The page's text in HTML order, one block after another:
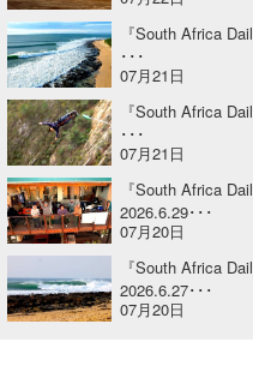
『South Africa
･･･
07月21日
『South Africa
･･･
07月21日
『South Africa
2026.6.29･･･
07月20日
『South Africa
2026.6.27･･･
07月20日
CBA Films
熊谷素子
田原啓江
植村未来
NOBUFUKU
大野”MAR”修聖
喜納海人
chan-U
ECE
G◎Da
H
KID
KOBU